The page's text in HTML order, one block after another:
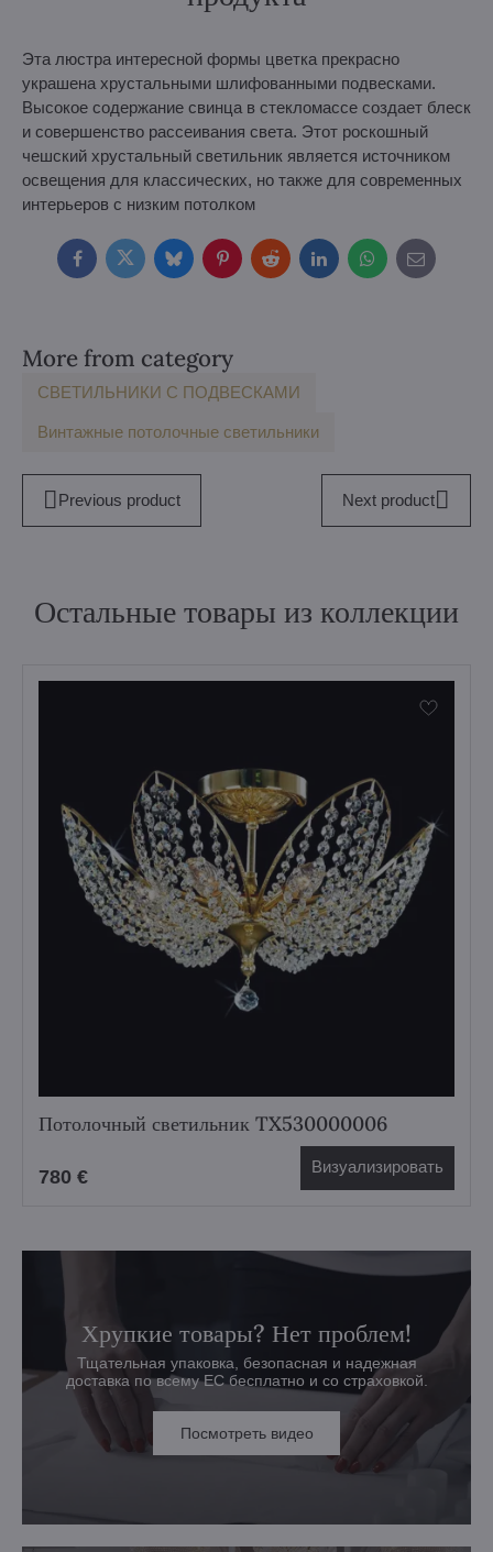
Эта люстра интересной формы цветка прекрасно
украшена хрустальными шлифованными подвесками.
Высокое содержание свинца в стеклoмассе создает блеск
и совершенство рассеивания света. Этот роскошный
чешский хрустальный светильник является источником
освещения для классических, но также для современных
интерьеров с низким потолком
FacebookTwitterBlueskyPinterestRedditLinkedInWhatsApp
E-
mail
More from category
СВЕТИЛЬНИКИ С ПОДВЕСКАМИ
Винтажные потолочные светильники
Previous product Next product
Остальные товары из коллекции
Потолочный светильник TX530000006
780 € Визуализировать
Хрупкие товары? Нет проблем!
Тщательная упаковка, безопасная и надежная
доставка по всему ЕС бесплатно и со страховкой.
Посмотреть видео